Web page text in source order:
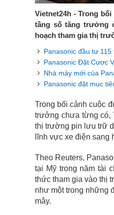
Vietnet24h - Trong
tầng số tăng trưởng
hoạch tham gia thị
Panasonic đầu tư
Panasonic Đặt Cược
Nhà máy mới của
Panasonic đặt mục
Trong bối cảnh cuộc
trưởng chưa từng có,
thị trường pin lưu trữ
lĩnh vực xe điện sang
Theo Reuters,
tại Mỹ trong năm tài
thức tham gia vào thị
như một trong những
mây.